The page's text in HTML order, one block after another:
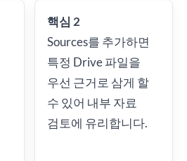
핵심 2
Sources를 추가하면
특정 Drive 파일을
우선 근거로 삼게 할
수 있어 내부 자료
검토에 유리합니다.